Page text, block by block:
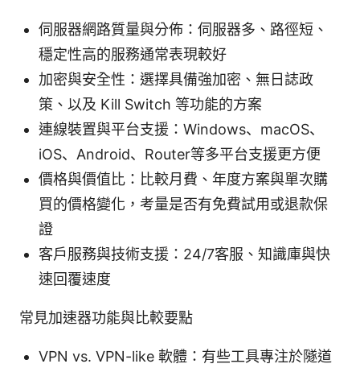
伺服器網路質量與分佈：伺服器多、路徑短、
穩定性高的服務通常表現較好
加密與安全性：選擇具備強加密、無日誌政
策、以及 Kill Switch 等功能的方案
連線裝置與平台支援：Windows、macOS、
iOS、Android、Router等多平台支援更方便
價格與價值比：比較月費、年度方案與單次購
買的價格變化，考量是否有免費試用或退款保
證
客戶服務與技術支援：24/7客服、知識庫與快
速回覆速度
常見加速器功能與比較要點
VPN vs. VPN-like 軟體：有些工具專注於隧道